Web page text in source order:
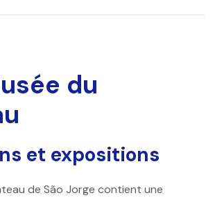
du
et expositions
de São Jorge contient une